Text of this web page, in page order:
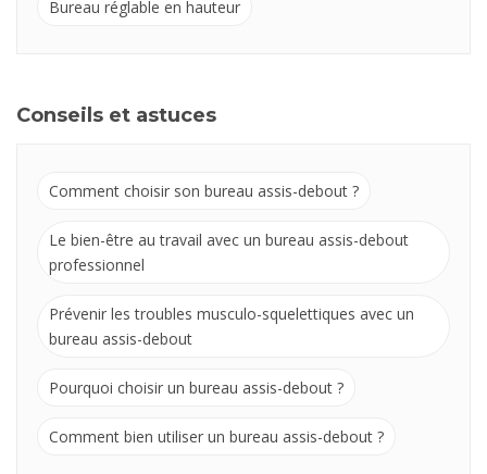
Bureau réglable en hauteur
Conseils et astuces
Comment choisir son bureau assis-debout ?
Le bien-être au travail avec un bureau assis-debout
professionnel
Prévenir les troubles musculo-squelettiques avec un
bureau assis-debout
Pourquoi choisir un bureau assis-debout ?
Comment bien utiliser un bureau assis-debout ?